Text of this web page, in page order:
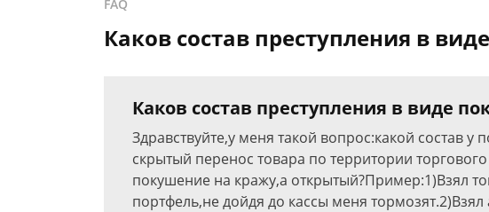
FAQ
Каков состав преступления в
Каков состав преступления в виде
Здравствуйте,у меня такой вопрос:какой состав у
скрытый перенос товара по территории
покушение на кражу,а открытый?Пример:1)Взял
портфель,не дойдя до кассы меня тормозят.2)Взял